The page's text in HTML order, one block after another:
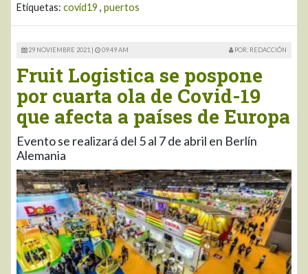
Etiquetas: covid19 , puertos
29 NOVIEMBRE 2021 | 09:49 AM POR: REDACCIÓN
Fruit Logistica se pospone
por cuarta ola de Covid-19
que afecta a países de Europa
Evento se realizará del 5 al 7 de abril en Berlín
Alemania